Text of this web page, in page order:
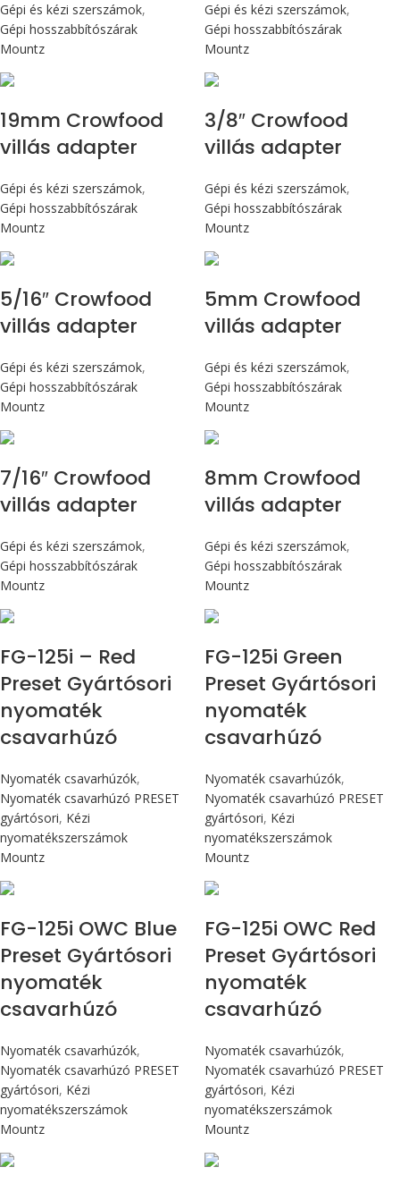
Gépi és kézi szerszámok,
Gépi hosszabbítószárak
Mountz
Gépi és kézi szerszámok,
Gépi hosszabbítószárak
Mountz
19mm Crowfood
villás adapter
Gépi és kézi szerszámok,
Gépi hosszabbítószárak
Mountz
3/8″ Crowfood
villás adapter
Gépi és kézi szerszámok,
Gépi hosszabbítószárak
Mountz
5/16″ Crowfood
villás adapter
Gépi és kézi szerszámok,
Gépi hosszabbítószárak
Mountz
5mm Crowfood
villás adapter
Gépi és kézi szerszámok,
Gépi hosszabbítószárak
Mountz
7/16″ Crowfood
villás adapter
Gépi és kézi szerszámok,
Gépi hosszabbítószárak
Mountz
8mm Crowfood
villás adapter
Gépi és kézi szerszámok,
Gépi hosszabbítószárak
Mountz
FG-125i – Red
Preset Gyártósori
nyomaték
csavarhúzó
Nyomaték csavarhúzók,
Nyomaték csavarhúzó PRESET
gyártósori, Kézi
nyomatékszerszámok
Mountz
FG-125i Green
Preset Gyártósori
nyomaték
csavarhúzó
Nyomaték csavarhúzók,
Nyomaték csavarhúzó PRESET
gyártósori, Kézi
nyomatékszerszámok
Mountz
FG-125i OWC Blue
Preset Gyártósori
nyomaték
csavarhúzó
Nyomaték csavarhúzók,
Nyomaték csavarhúzó PRESET
gyártósori, Kézi
nyomatékszerszámok
Mountz
FG-125i OWC Red
Preset Gyártósori
nyomaték
csavarhúzó
Nyomaték csavarhúzók,
Nyomaték csavarhúzó PRESET
gyártósori, Kézi
nyomatékszerszámok
Mountz